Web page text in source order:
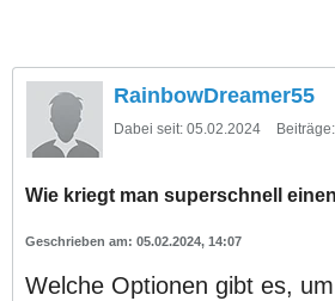
RainbowDreamer55
Dabei seit: 05.02.2024 Beiträge:
Wie kriegt man superschnell
05.02.2024, 14:07
Welche Optionen gibt es,